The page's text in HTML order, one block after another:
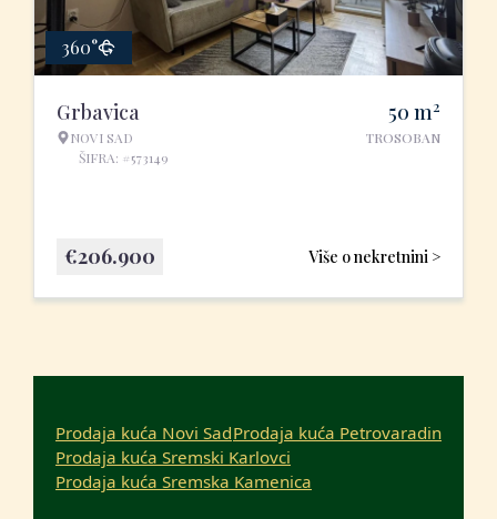
360°
Grbavica
NOVI SAD
ŠIFRA: #573149
50 m2
TROSOBAN
Više o nekretnini >
€206.900
Prodaja kuća Novi SadProdaja kuća Petrovaradin
Prodaja kuća Sremski Karlovci
Prodaja kuća Sremska Kamenica